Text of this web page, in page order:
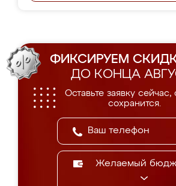
ФИКСИРУЕМ
ДО КОНЦА
Оставьте заявку сейчас,
сохранится.
Желаемый